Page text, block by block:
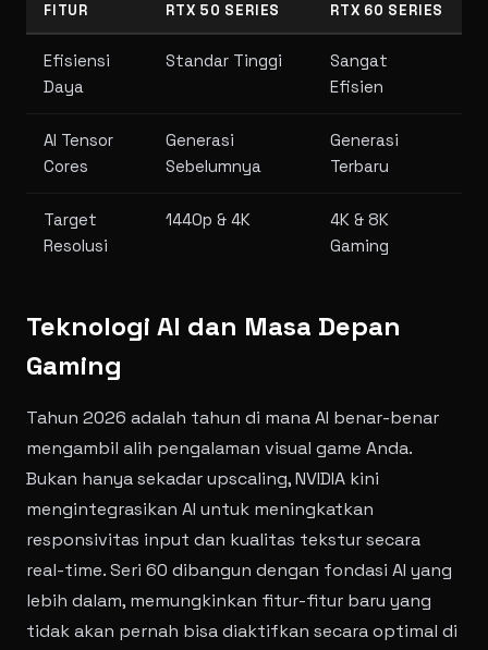
FITUR RTX 50 SERIES RTX 60 SERIES
Efisiensi
Daya
Standar Tinggi
Sangat
Efisien
AI Tensor
Cores
Generasi
Sebelumnya
Generasi
Terbaru
Target
Resolusi
1440p & 4K
4K & 8K
Gaming
Teknologi AI dan Masa Depan
Gaming
Tahun 2026 adalah tahun di mana AI benar-benar
mengambil alih pengalaman visual game Anda.
Bukan hanya sekadar upscaling, NVIDIA kini
mengintegrasikan AI untuk meningkatkan
responsivitas input dan kualitas tekstur secara
real-time. Seri 60 dibangun dengan fondasi AI yang
lebih dalam, memungkinkan fitur-fitur baru yang
tidak akan pernah bisa diaktifkan secara optimal di